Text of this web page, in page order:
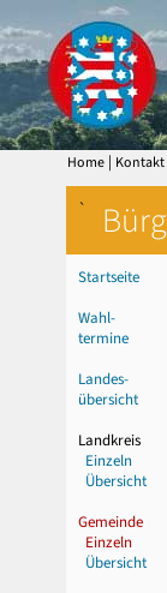
Home | Kontakt
`
Startseite
Wahl-
termine
Landes-
übersicht
Landkreis
Einzeln
Übersicht
Gemeinde
Einzeln
Übersicht